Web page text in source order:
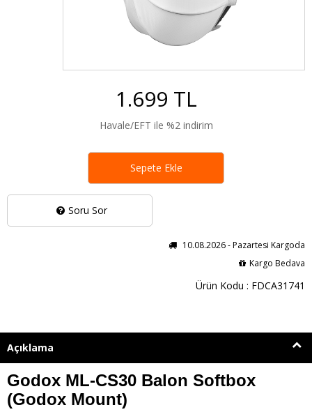
Soru Sor
1.699 TL
Havale/EFT ile %2 indirim
10.08.2026 - Pazartesi Kargoda
Kargo Bedava
Ürün Kodu : FDCA31741
Sepete Ekle
Açıklama
Godox ML-CS30 Balon Softbox
(Godox Mount)